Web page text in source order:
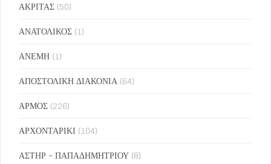
ΑΚΡΙΤΑΣ (50)
ΑΝΑΤΟΛΙΚΟΣ (1)
ΑΝΕΜΗ (1)
ΑΠΟΣΤΟΛΙΚΗ ΔΙΑΚΟΝΙΑ (64)
ΑΡΜΟΣ (226)
ΑΡΧΟΝΤΑΡΙΚΙ (104)
ΑΣΤΗΡ - ΠΑΠΑΔΗΜΗΤΡΙΟΥ (8)